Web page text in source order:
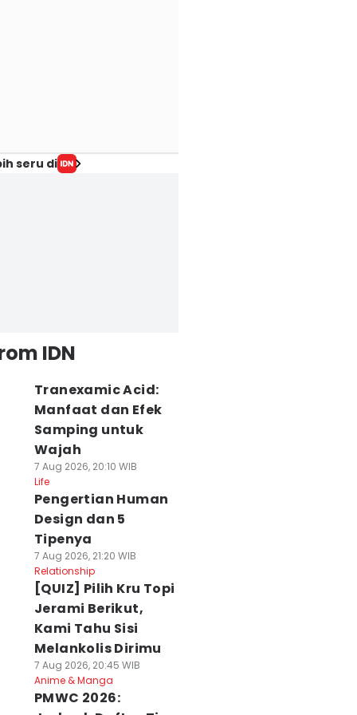
seru di
IDN
Tranexamic Acid:
Manfaat dan Efek
Samping untuk
Wajah
7 Aug 2026, 20:10 WIB
Life
Pengertian Human
Design dan 5
Tipenya
7 Aug 2026, 21:20 WIB
Relationship
[QUIZ] Pilih Kru Topi
Jerami Berikut,
Kami Tahu Sisi
Melankolis Dirimu
7 Aug 2026, 20:45 WIB
Anime & Manga
PMWC 2026: